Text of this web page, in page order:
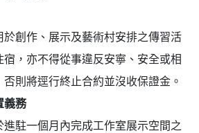
於創作、展示及藝術村安排之傳習活
，亦不得從事違反安寧、安全或相
則將逕行終止合約並沒收保證金。
義務
駐一個月內完成工作室展示空間之